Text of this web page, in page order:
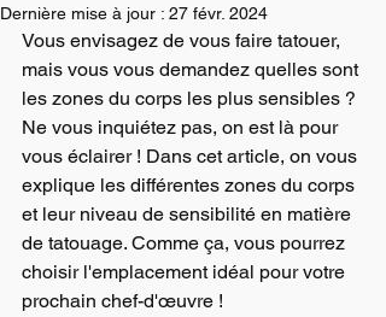
Dernière mise à jour : 27 févr. 2024
Vous envisagez de vous faire tatouer,
mais vous vous demandez quelles sont
les zones du corps les plus sensibles ?
Ne vous inquiétez pas, on est là pour
vous éclairer ! Dans cet article, on vous
explique les différentes zones du corps
et leur niveau de sensibilité en matière
de tatouage. Comme ça, vous pourrez
choisir l'emplacement idéal pour votre
prochain chef-d'œuvre !